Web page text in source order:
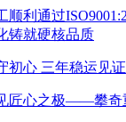
顺利通过
铸就硬核品质
初心 三年稳运见
匠心之极——攀奇